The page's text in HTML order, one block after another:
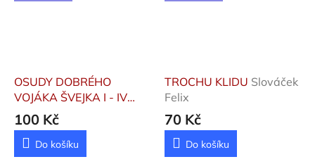
OSUDY DOBRÉHO
VOJÁKA ŠVEJKA I - IV
3SV. Hašek Jaroslav
100 Kč
Do košíku
TROCHU KLIDU Slováček
Felix
70 Kč
Do košíku